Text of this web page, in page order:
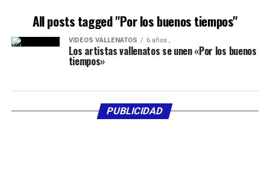
All posts tagged "Por los buenos tiempos"
VIDEOS VALLENATOS 6 años ,
Los artistas vallenatos se unen «Por los buenos
tiempos»
PUBLICIDAD